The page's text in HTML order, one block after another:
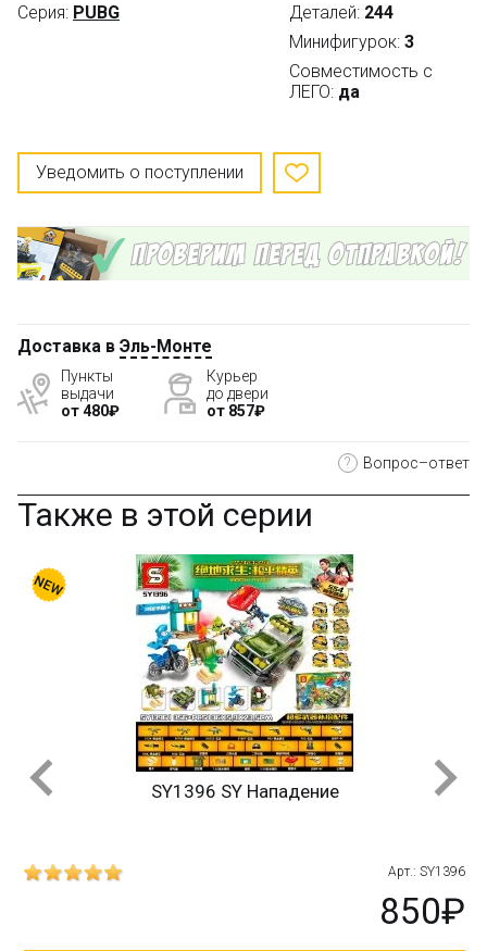
Серия: PUBG
Деталей: 244
Минифигурок: 3
Совместимость с
ЛЕГО: да
Уведомить о поступлении
Доставка в Эль-Монте
Пункты
выдачи
от 480₽
Курьер
до двери
от 857₽
? Вопрос–ответ
Также в этой серии
SY1396 SY Нападение
Арт.: SY1396
850₽